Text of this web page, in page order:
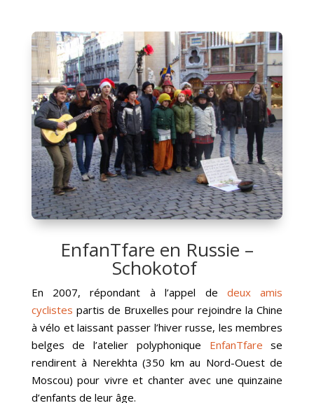
EnfanTfare en Russie –
Schokotof
En 2007, répondant à l’appel de deux amis
cyclistes partis de Bruxelles pour rejoindre la Chine
à vélo et laissant passer l’hiver russe, les membres
belges de l’atelier polyphonique EnfanTfare se
rendirent à Nerekhta (350 km au Nord-Ouest de
Moscou) pour vivre et chanter avec une quinzaine
d’enfants de leur âge.